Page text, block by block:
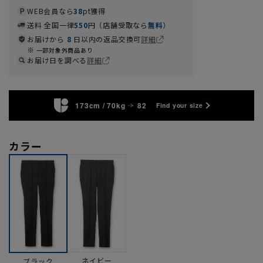
WEB会員なら38pt獲得
送料 全国一律550円（店舗受取なら無料）
お届けから 8 日以内の返品交換可詳細
一部対象外商品あり
お届け日を調べる詳細
173cm / 70kg 82 Find your size
カラー
ブラック ネイビー